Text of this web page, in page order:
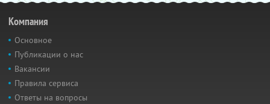
Компания
Основное
Публикации о нас
Вакансии
Правила сервиса
Ответы на вопросы